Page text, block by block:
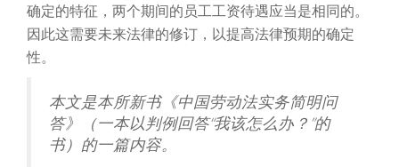
确定的特征，两个期间的员工工资待遇应当是相同的。
因此这需要未来法律的修订，以提高法律预期的确定
性。
本文是本所新书《中国劳动法实务简明问
答》（一本以判例回答“我该怎么办？”的
书）的一篇内容。